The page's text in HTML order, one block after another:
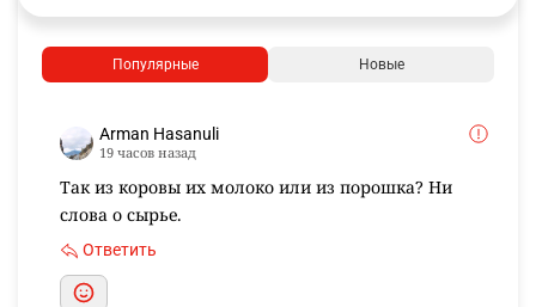
Популярные Новые
Arman Hasanuli
19 часов назад
Так из коровы их молоко или из порошка? Ни
слова о сырье.
Ответить